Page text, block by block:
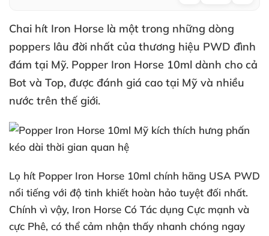
Chai hít Iron Horse là một trong những dòng
poppers lâu đời nhất của thương hiệu PWD đình
đám tại Mỹ. Popper Iron Horse 10ml dành cho cả
Bot và Top, được đánh giá cao tại Mỹ và nhiều
nước trên thế giới.
Lọ hít Popper Iron Horse 10ml chính hãng USA PWD
nổi tiếng với độ tinh khiết hoàn hảo tuyệt đối nhất.
Chính vì vậy, Iron Horse Có Tác dụng Cực mạnh và
cực Phê, có thể cảm nhận thấy nhanh chóng ngay